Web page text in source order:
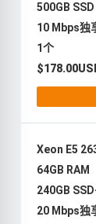
500GB SSD
10 Mbps独
1个
Xeon E5
64GB RAM
240GB
20 Mbps独